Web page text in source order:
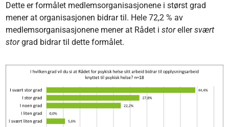
Dette er formålet medlemsorganisasjonene i størst grad
mener at organisasjonen bidrar til. Hele 72,2 % av
medlemsorganisasjonene mener at Rådet istorellersvært
storgrad bidrar til dette formålet.